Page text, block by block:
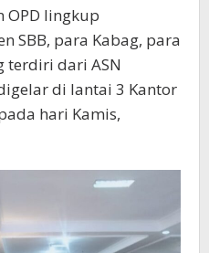
OPD lingkup
SBB, para Kabag, para
terdiri dari ASN
di lantai 3 Kantor
hari Kamis,